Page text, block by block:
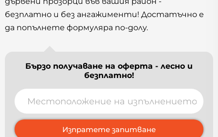
безплатно и без ангажименти! Достатъчно е
да попълнете формуляра по-долу.
Бързо получаване на оферта - лесно и
безплатно!
Изпратете запитване